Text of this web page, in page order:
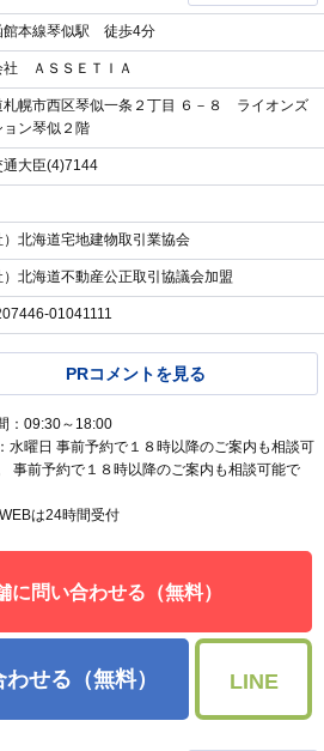
館本線琴似駅 徒歩4分
社 ＡＳＳＥＴＩＡ
札幌市西区琴似一条２丁目 ６－８ ライオンズ
ョン琴似２階
通大臣(4)7144
）北海道宅地建物取引業協会
）北海道不動産公正取引協議会加盟
01041111
PRコメントを見る
：09:30～18:00
水曜日 事前予約で１８時以降のご案内も相談可
事前予約で１８時以降のご案内も相談可能で
は24時間受付
に問い合わせる（無料）
せる（無料） LINE